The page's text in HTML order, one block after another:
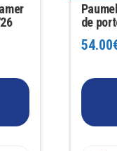
de
54.00
variations.
Les
options
être
sur